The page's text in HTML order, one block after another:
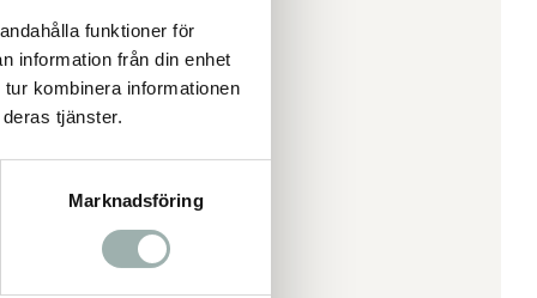
funktioner för
information från din enhet
kombinera informationen
tjänster.
Marknadsföring